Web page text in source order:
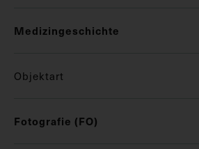
Medizingeschichte
Objektart
Fotografie (FO)